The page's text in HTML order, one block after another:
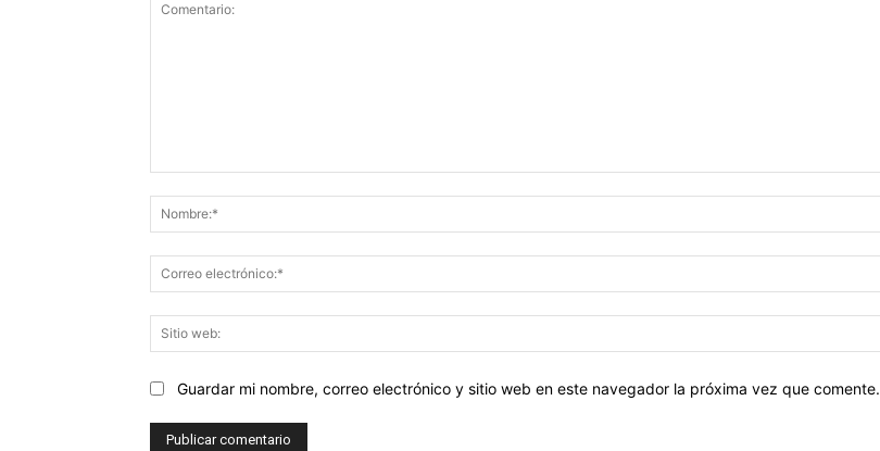
Guardar mi nombre, correo electrónico y sitio web en este navegador la próxima vez que comente.